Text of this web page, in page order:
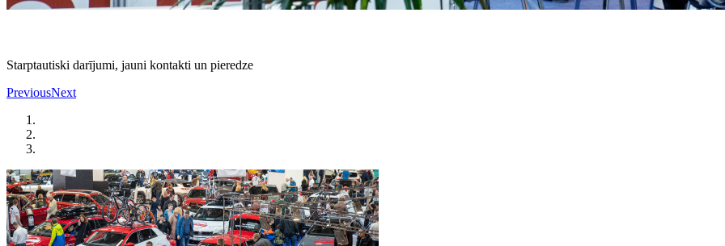
Starptautiski darījumi, jauni kontakti un pieredze
PreviousNext